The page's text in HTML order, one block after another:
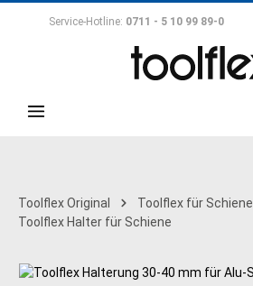
Zum Hauptinhalt springen
Service-Hotline: 0711 - 5 10 99 89-0
Toolflex Original
Toolflex für Schiene
Toolflex Halter für Schiene
Bildergalerie überspringen